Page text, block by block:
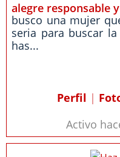
alegre responsable
busco una mujer
seria para buscar
has...
Perfil |
Activo